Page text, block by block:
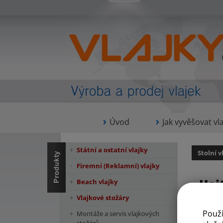
Úvod Jak vyvěšovat
Stolní
Státní a ostatní vlajky
Firemní (Reklamní) vlajky
Beach vlajky
Vlajkové stožáry
Montáže a servis vlajkových